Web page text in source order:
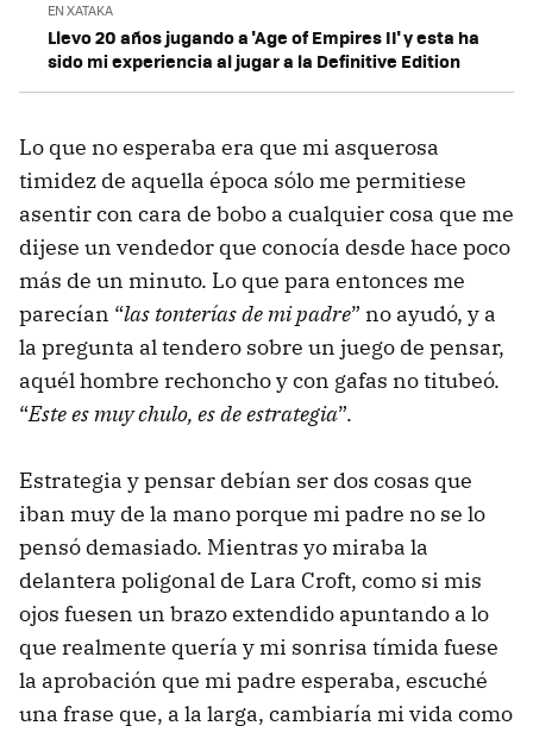
EN XATAKA
Llevo 20 años jugando a 'Age of Empires II' y esta ha
sido mi experiencia al jugar a la Definitive Edition
Lo que no esperaba era que mi asquerosa
timidez de aquella época sólo me permitiese
asentir con cara de bobo a cualquier cosa que me
dijese un vendedor que conocía desde hace poco
más de un minuto. Lo que para entonces me
parecían “las tonterías de mi padre” no ayudó, y a
la pregunta al tendero sobre un juego de pensar,
aquél hombre rechoncho y con gafas no titubeó.
“Este es muy chulo, es de estrategia”.
Estrategia y pensar debían ser dos cosas que
iban muy de la mano porque mi padre no se lo
pensó demasiado. Mientras yo miraba la
delantera poligonal de Lara Croft, como si mis
ojos fuesen un brazo extendido apuntando a lo
que realmente quería y mi sonrisa tímida fuese
la aprobación que mi padre esperaba, escuché
una frase que, a la larga, cambiaría mi vida como